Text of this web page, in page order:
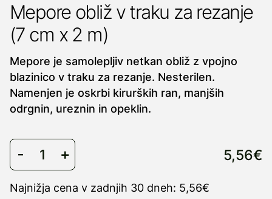
Mepore obliž v traku za rezanje
(7 cm x 2 m)
Mepore je samolepljiv netkan obliž z vpojno
blazinico v traku za rezanje. Nesterilen.
Namenjen je oskrbi kirurških ran, manjših
odrgnin, ureznin in opeklin.
5,56€
Najnižja cena v zadnjih 30 dneh: 5,56€